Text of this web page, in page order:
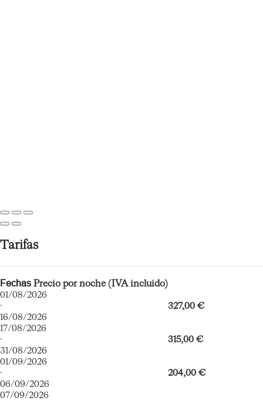
Tarifas
Fechas Precio por noche (IVA incluido)
01/08/2026
·
16/08/2026
327,00 €
17/08/2026
·
31/08/2026
315,00 €
01/09/2026
·
06/09/2026
204,00 €
07/09/2026